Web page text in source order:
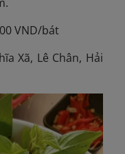
VND/bát
Xã, Lê Chân, Hải